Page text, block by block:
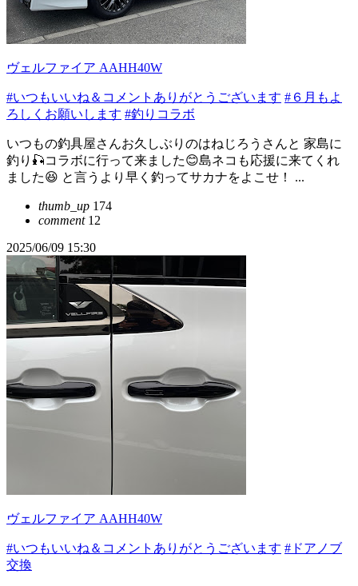
ヴェルファイア AAHH40W
#いつもいいね＆コメントありがとうございます #６月もよ
ろしくお願いします #釣りコラボ
いつもの釣具屋さんお久しぶりのはねじろうさんと 家島に
釣り🎣コラボに行って来ました😊島ネコも応援に来てくれ
ました😆 と言うより早く釣ってサカナをよこせ！ ...
thumb_up 174
comment12
2025/06/09 15:30
ヴェルファイア AAHH40W
#いつもいいね＆コメントありがとうございます #ドアノブ
交換